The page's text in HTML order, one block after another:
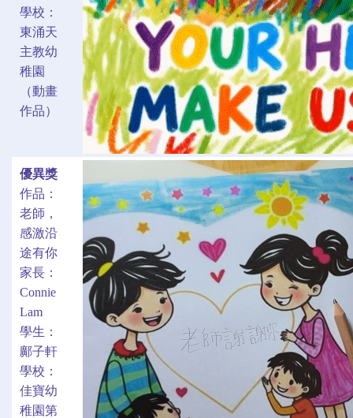
學校：
東涌天
主教幼
稚園
（動畫
作品）
優異獎
作品：
老師，
感激沿
途有你
家長：
Connie
Lam
學生：
鄺子軒
學校：
佳寶幼
稚園第